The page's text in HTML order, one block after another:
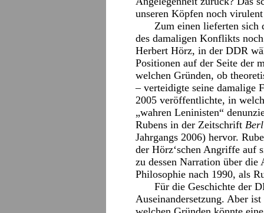
unseren Köpfen noch
Zum einen lieferten sich
des damaligen Konflikts
Herbert Hörz, in der DDR
Positionen auf der Seite der
welchen Gründen, ob
– verteidigte seine damalige
2005 veröffentlichte, in
„wahren Leninisten“
Rubens in der Zeitschrift
Jahrgangs 2006) hervor.
der Hörz‘schen Angriffe auf
zu dessen Narration über
Philosophie nach 1990, als
Für die Geschichte der
Auseinandersetzung. Aber